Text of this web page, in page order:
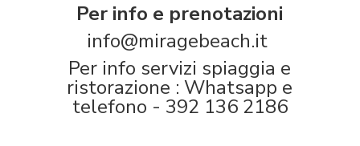
Per info e prenotazioni
info@miragebeach.it
Per info servizi spiaggia e
ristorazione : Whatsapp e
telefono - 392 136 2186